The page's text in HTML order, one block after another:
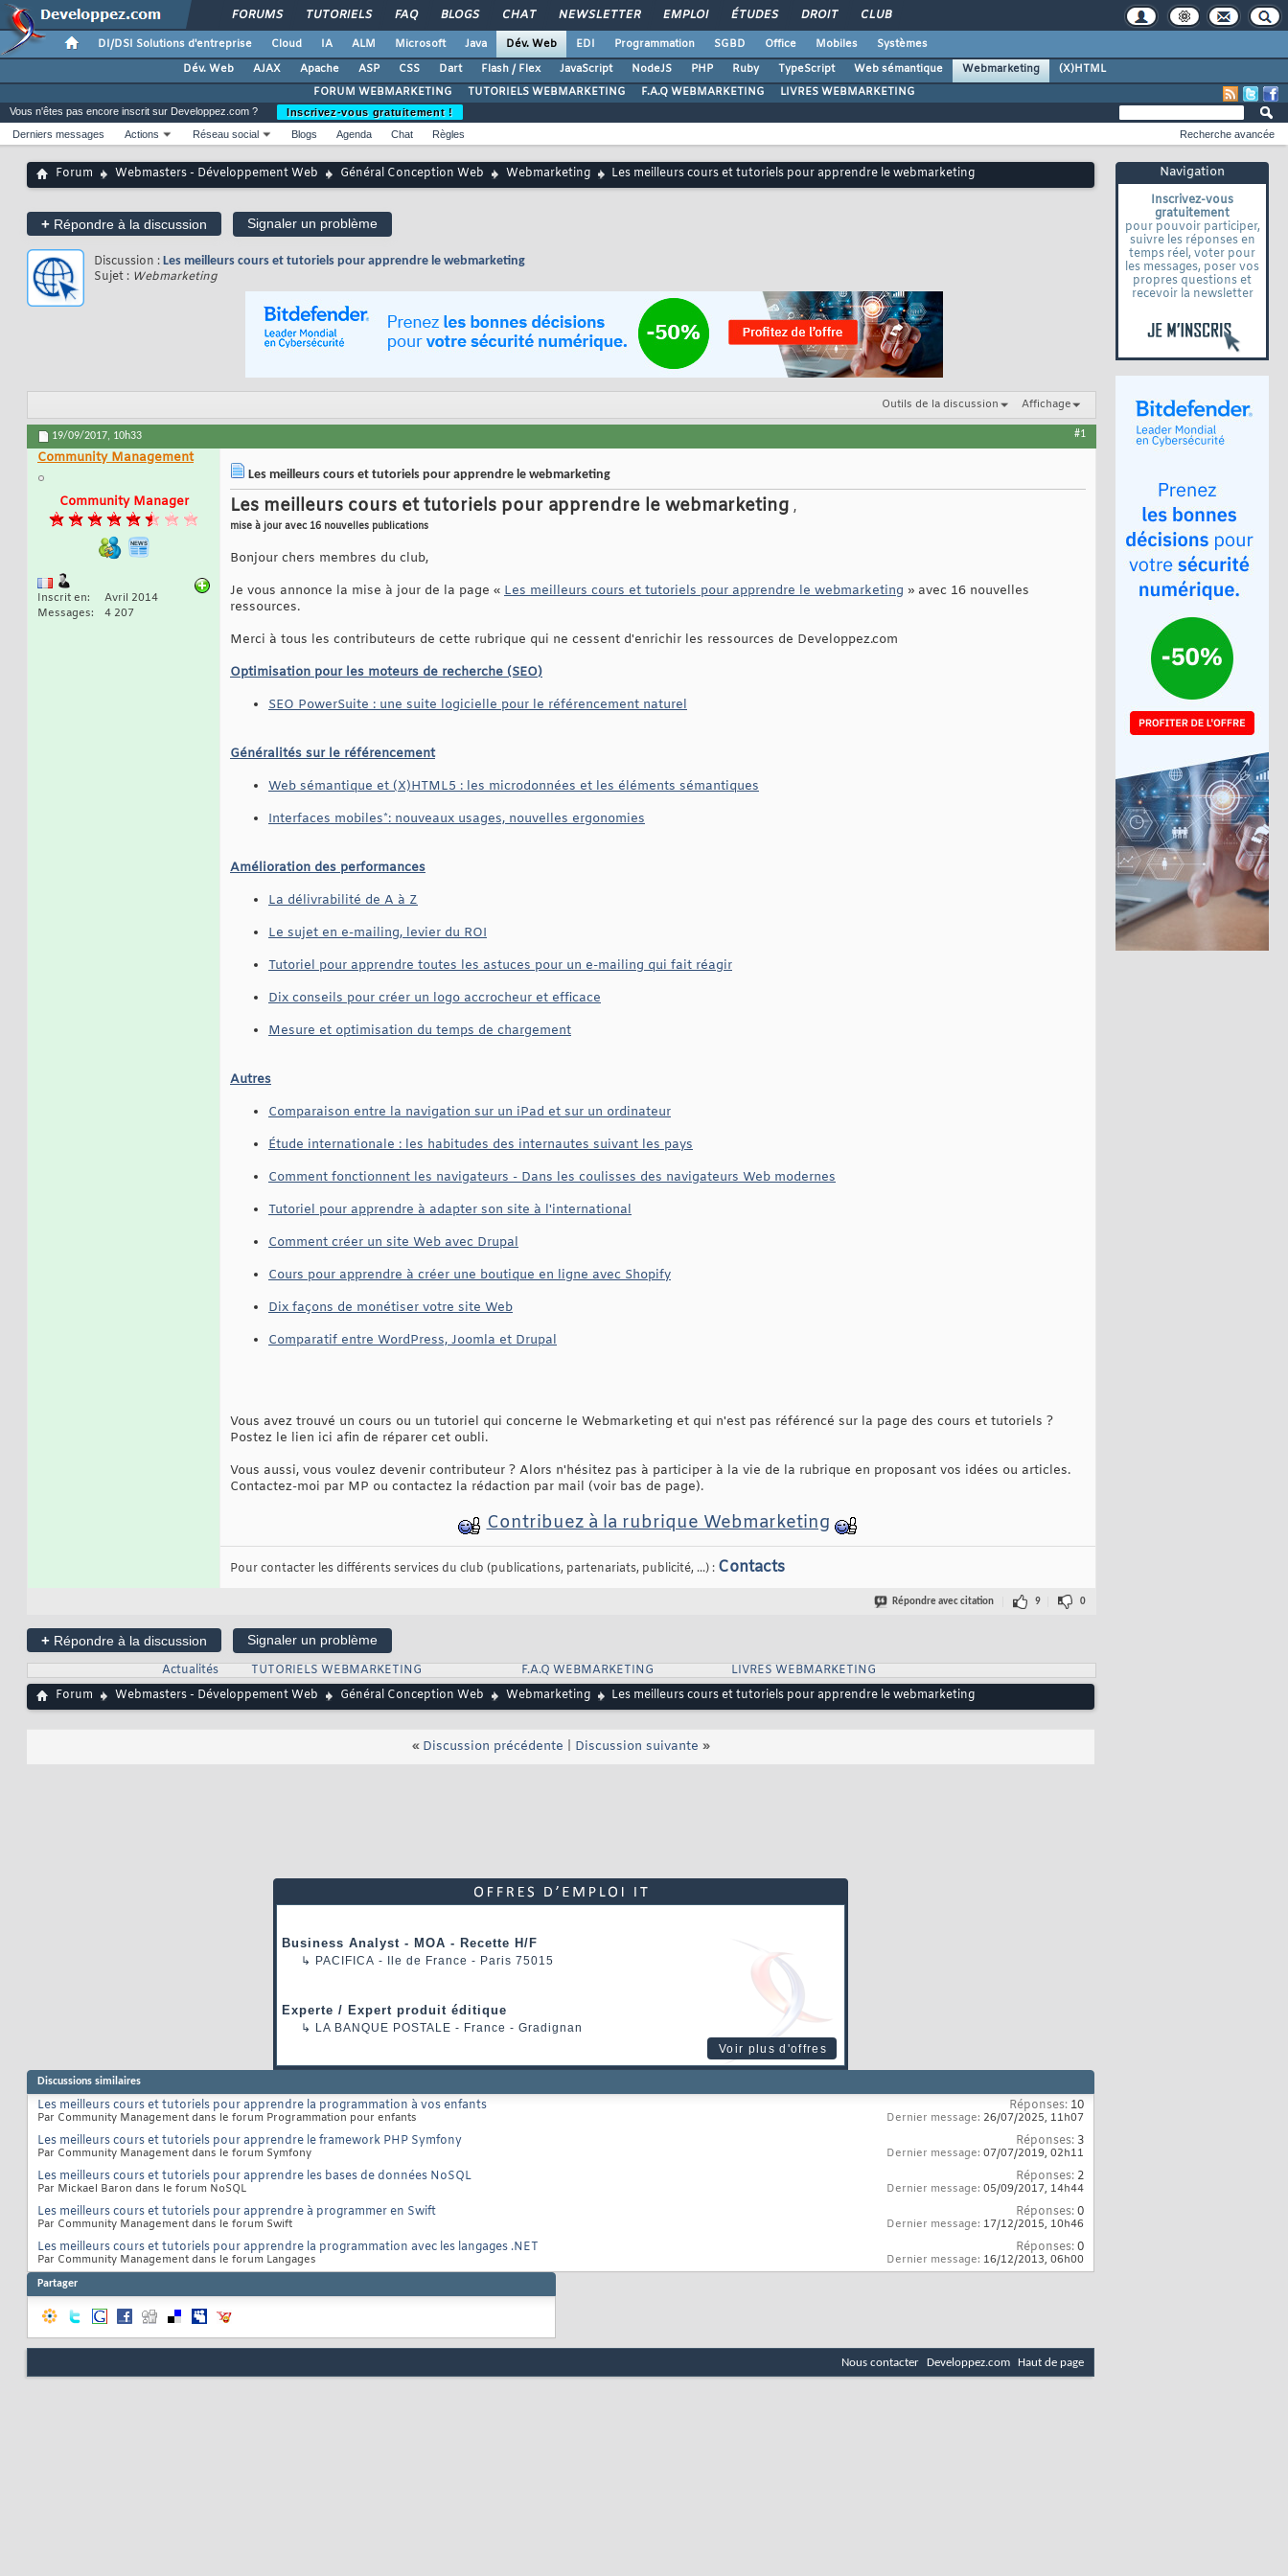
FORUMS TUTORIELS FAQ BLOGS CHAT NEWSLETTER EMPLOI ÉTUDES DROIT CLUB
DI/DSI Solutions d'entreprise Cloud IA ALM Microsoft Java Dév. Web EDI Programmation SGBD Office Mobiles
Systèmes
Dév. Web
AJAX Apache ASP CSS Dart Flash / Flex JavaScript NodeJS PHP Ruby TypeScript Web sémantique Webmarketing
(X)HTML
FORUM WEBMARKETING
TUTORIELS WEBMARKETING F.A.Q WEBMARKETING LIVRES WEBMARKETING
Navigation
Inscrivez-vous
gratuitement
pour pouvoir participer,
suivre les réponses en
temps réel, voter pour
les messages, poser vos
propres questions et
recevoir la newsletter
Vous n'êtes pas encore inscrit sur Developpez.com ?
Inscrivez-vous gratuitement !
Derniers messages
Actions Réseau social Blogs Agenda Chat Règles Recherche avancée
Forum Webmasters - Développement Web Général Conception Web Webmarketing Les meilleurs cours et tutoriels pour apprendre le webmarketing
+ Répondre à la discussion Signaler un problème
Discussion : Les meilleurs cours et tutoriels pour apprendre le webmarketing
Sujet : Webmarketing
Outils de la discussion Affichage
19/09/2017, 10h33 #1
Community Management
Community Manager
Inscrit en
Avril 2014
Messages
4 207
Les meilleurs cours et tutoriels pour apprendre le webmarketing
Les meilleurs cours et tutoriels pour apprendre le webmarketing ,
mise à jour avec 16 nouvelles publications
Bonjour chers membres du club,
Je vous annonce la mise à jour de la page « Les meilleurs cours et tutoriels pour apprendre le webmarketing » avec 16 nouvelles
ressources.
Merci à tous les contributeurs de cette rubrique qui ne cessent d'enrichir les ressources de Developpez.com
Optimisation pour les moteurs de recherche (SEO)
SEO PowerSuite : une suite logicielle pour le référencement naturel
Généralités sur le référencement
Web sémantique et (X)HTML5 : les microdonnées et les éléments sémantiques
Interfaces mobiles*: nouveaux usages, nouvelles ergonomies
Amélioration des performances
La délivrabilité de A à Z
Le sujet en e-mailing, levier du ROI
Tutoriel pour apprendre toutes les astuces pour un e-mailing qui fait réagir
Dix conseils pour créer un logo accrocheur et efficace
Mesure et optimisation du temps de chargement
Autres
Comparaison entre la navigation sur un iPad et sur un ordinateur
Étude internationale : les habitudes des internautes suivant les pays
Comment fonctionnent les navigateurs - Dans les coulisses des navigateurs Web modernes
Tutoriel pour apprendre à adapter son site à l'international
Comment créer un site Web avec Drupal
Cours pour apprendre à créer une boutique en ligne avec Shopify
Dix façons de monétiser votre site Web
Comparatif entre WordPress, Joomla et Drupal
Vous avez trouvé un cours ou un tutoriel qui concerne le Webmarketing et qui n'est pas référencé sur la page des cours et tutoriels ?
Postez le lien ici afin de réparer cet oubli.
Vous aussi, vous voulez devenir contributeur ? Alors n'hésitez pas à participer à la vie de la rubrique en proposant vos idées ou articles.
Contactez-moi par MP ou contactez la rédaction par mail (voir bas de page).
Contribuez à la rubrique Webmarketing
Pour contacter les différents services du club (publications, partenariats, publicité, ...) : Contacts
Répondre avec citation 9 0
+ Répondre à la discussion
Signaler un problème
Actualités
TUTORIELS WEBMARKETING F.A.Q WEBMARKETING
LIVRES WEBMARKETING
Forum
Webmasters - Développement Web Général Conception Web Webmarketing Les meilleurs cours et tutoriels pour apprendre le webmarketing
« Discussion précédente Discussion suivante »
Business Analyst - MOA - Recette H/F
↳ PACIFICA - Ile de France - Paris 75015
Experte / Expert produit éditique
↳ LA BANQUE POSTALE - France - Gradignan
Voir plus d'offres
Discussions similaires
Les meilleurs cours et tutoriels pour apprendre la programmation à vos enfants
Par Community Management dans le forum Programmation pour enfants
Réponses: 10
Dernier message: 26/07/2025, 11h07
Les meilleurs cours et tutoriels pour apprendre le framework PHP Symfony
Par Community Management dans le forum Symfony
Réponses: 3
Dernier message: 07/07/2019, 02h11
Les meilleurs cours et tutoriels pour apprendre les bases de données NoSQL
Par Mickael Baron dans le forum NoSQL
Réponses: 2
Dernier message: 05/09/2017, 14h44
Les meilleurs cours et tutoriels pour apprendre à programmer en Swift
Par Community Management dans le forum Swift
Réponses:0
Dernier message: 17/12/2015, 10h46
Les meilleurs cours et tutoriels pour apprendre la programmation avec les langages .NET
Par Community Management dans le forum Langages
Réponses:0
Dernier message: 16/12/2013, 06h00
Partager
Nous contacter Developpez.com Haut de page